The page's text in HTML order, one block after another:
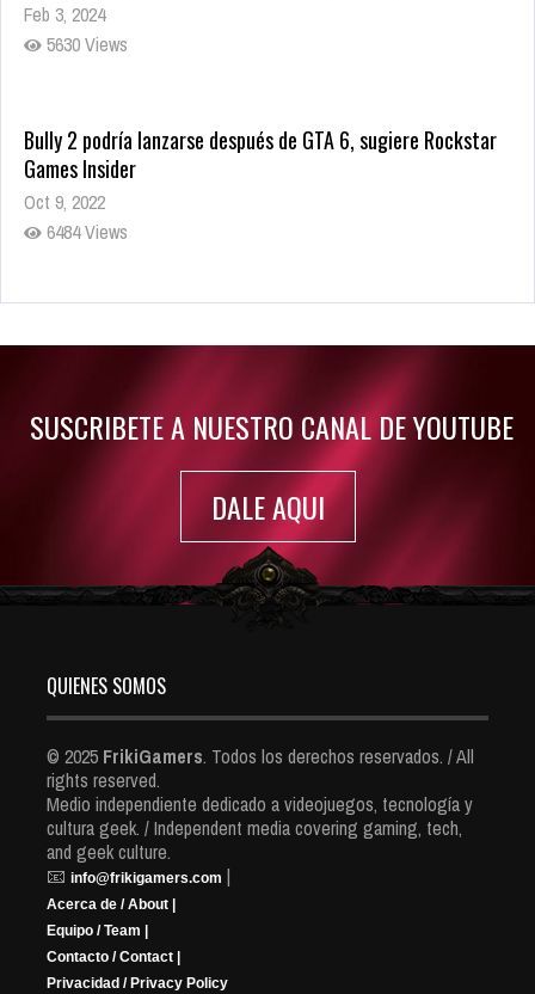
Feb 3, 2024
5630 Views
Bully 2 podría lanzarse después de GTA 6, sugiere Rockstar
Games Insider
Oct 9, 2022
6484 Views
Rumor: Se filtran los primeros detalles de Resident Evil 9
SUSCRIBETE A NUESTRO CANAL DE YOUTUBE
DALE AQUI
QUIENES SOMOS
© 2025 FrikiGamers. Todos los derechos reservados. / All
rights reserved.
Medio independiente dedicado a videojuegos, tecnología y
cultura geek. / Independent media covering gaming, tech,
and geek culture.
📧 info@frikigamers.com |
Acerca de / About |
Equipo / Team |
Contacto / Contact |
Privacidad / Privacy Policy